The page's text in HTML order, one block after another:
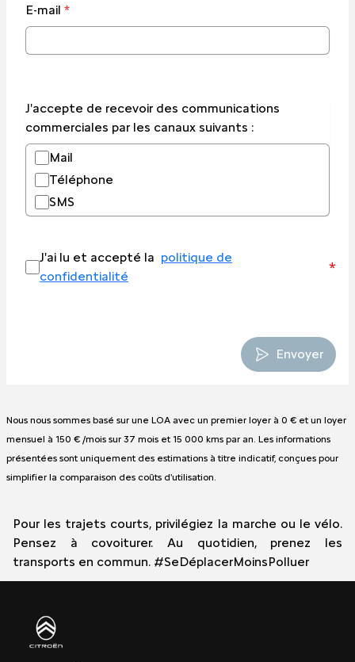
E-mail *
J'accepte de recevoir des communications
commerciales par les canaux suivants :
Mail
Téléphone
SMS
J'ai lu et accepté la politique de
confidentialité
*
Envoyer
Nous nous sommes basé sur une LOA avec un premier loyer à 0 € et un loyer
mensuel à 150 € /mois sur 37 mois et 15 000 kms par an. Les informations
présentées sont uniquement des estimations à titre indicatif, conçues pour
simplifier la comparaison des coûts d'utilisation.
Pour les trajets courts, privilégiez la marche ou le vélo.
Pensez à covoiturer. Au quotidien, prenez les
transports en commun. #SeDéplacerMoinsPolluer